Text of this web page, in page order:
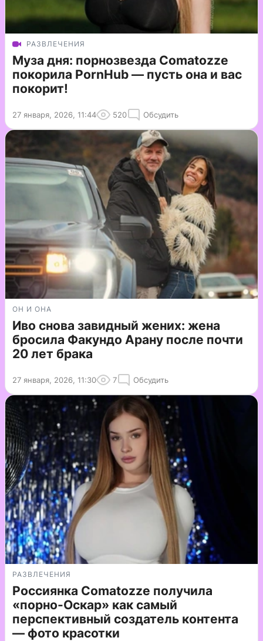
РАЗВЛЕЧЕНИЯ
Муза дня: порнозвезда Comatozze
покорила PornHub — пусть она и вас
покорит!
27 января, 2026, 11:44 520 Обсудить
ОН И ОНА
Иво снова завидный жених: жена
бросила Факундо Арану после почти
20 лет брака
27 января, 2026, 11:30 7 Обсудить
РАЗВЛЕЧЕНИЯ
Россиянка Comatozze получила
«порно-Оскар» как самый
перспективный создатель контента
— фото красотки